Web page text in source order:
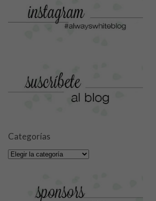
Categorías
Categorías